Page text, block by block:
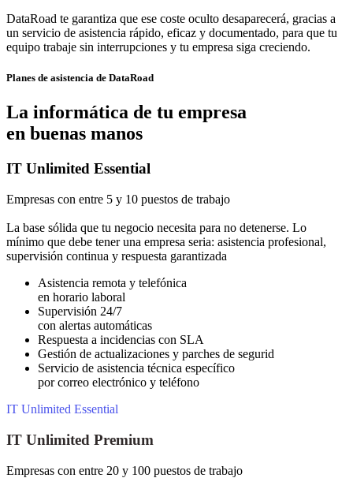
DataRoad te garantiza que ese coste oculto desaparecerá, gracias a
un servicio de asistencia rápido, eficaz y documentado, para que tu
equipo trabaje sin interrupciones y tu empresa siga creciendo.
Planes de asistencia de DataRoad
La informática de tu empresa
en buenas manos
IT Unlimited Essential
Empresas con entre 5 y 10 puestos de trabajo
La base sólida que tu negocio necesita para no detenerse. Lo
mínimo que debe tener una empresa seria: asistencia profesional,
supervisión continua y respuesta garantizada
Asistencia remota y telefónica
en horario laboral
Supervisión 24/7
con alertas automáticas
Respuesta a incidencias con SLA
Gestión de actualizaciones y parches de segurid
Servicio de asistencia técnica específico
por correo electrónico y teléfono
IT Unlimited Essential
IT Unlimited Premium
Empresas con entre 20 y 100 puestos de trabajo